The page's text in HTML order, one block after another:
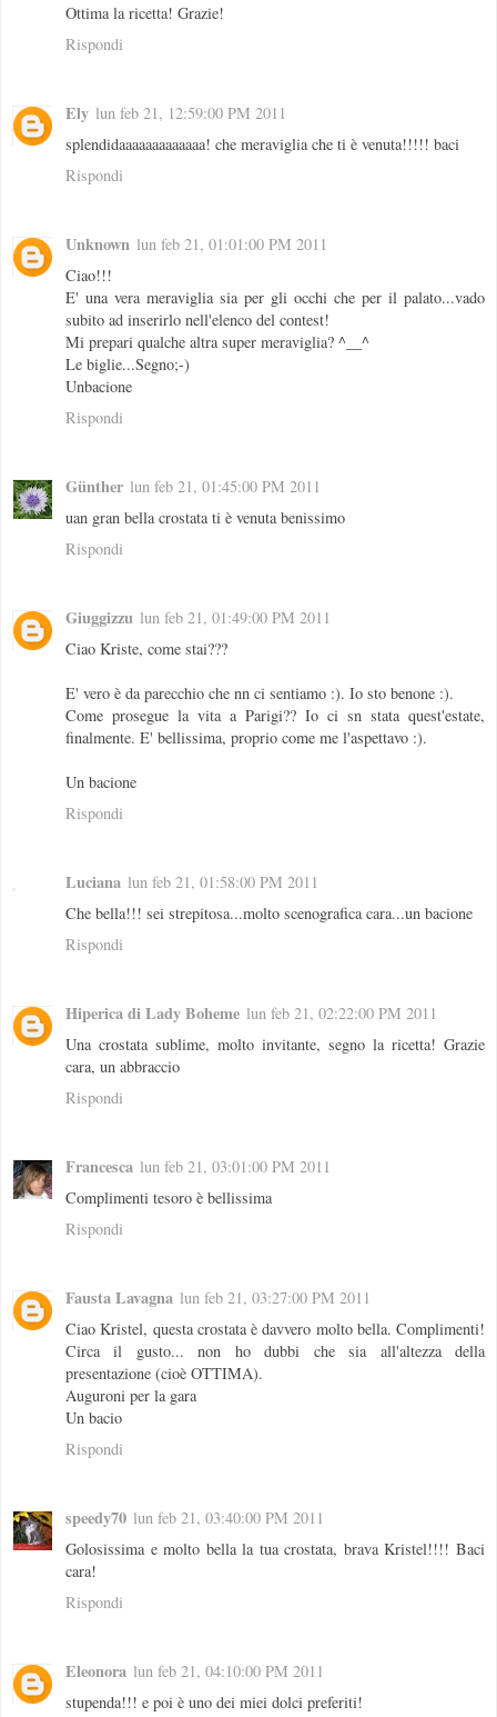
Ottima la ricetta! Grazie!
Rispondi
Ely lun feb 21, 12:59:00 PM 2011
splendidaaaaaaaaaaaaa! che meraviglia che ti è venuta!!!!! baci
Rispondi
Unknown lun feb 21, 01:01:00 PM 2011
Ciao!!!
E' una vera meraviglia sia per gli occhi che per il palato...vado
subito ad inserirlo nell'elenco del contest!
Mi prepari qualche altra super meraviglia? ^__^
Le biglie...Segno;-)
Unbacione
Rispondi
Günther lun feb 21, 01:45:00 PM 2011
uan gran bella crostata ti è venuta benissimo
Rispondi
Giuggizzu lun feb 21, 01:49:00 PM 2011
Ciao Kriste, come stai???
E' vero è da parecchio che nn ci sentiamo :). Io sto benone :).
Come prosegue la vita a Parigi?? Io ci sn stata quest'estate,
finalmente. E' bellissima, proprio come me l'aspettavo :).
Un bacione
Rispondi
Luciana lun feb 21, 01:58:00 PM 2011
Che bella!!! sei strepitosa...molto scenografica cara...un bacione
Rispondi
Hiperica di Lady Boheme lun feb 21, 02:22:00 PM 2011
Una crostata sublime, molto invitante, segno la ricetta! Grazie
cara, un abbraccio
Rispondi
Francesca lun feb 21, 03:01:00 PM 2011
Complimenti tesoro è bellissima
Rispondi
Fausta Lavagna lun feb 21, 03:27:00 PM 2011
Ciao Kristel, questa crostata è davvero molto bella. Complimenti!
Circa il gusto... non ho dubbi che sia all'altezza della
presentazione (cioè OTTIMA).
Auguroni per la gara
Un bacio
Rispondi
speedy70 lun feb 21, 03:40:00 PM 2011
Golosissima e molto bella la tua crostata, brava Kristel!!!! Baci
cara!
Rispondi
Eleonora lun feb 21, 04:10:00 PM 2011
stupenda!!! e poi è uno dei miei dolci preferiti!